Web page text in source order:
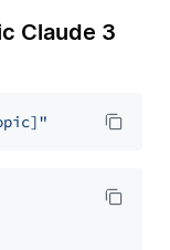
Claude 3